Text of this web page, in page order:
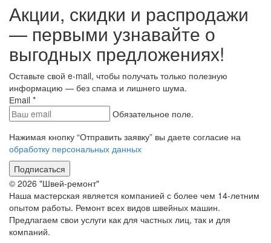
Акции, скидки и распродажи
— первыми узнавайте о
выгодных предложениях!
Оставьте свой e-mail, чтобы получать только полезную
информацию — без спама и лишнего шума.
Еmail *
Обязательное поле.
Нажимая кнопку “Отправить заявку” вы даете согласие на
обработку персональных данных
Подписаться
© 2026 "Швей-ремонт"
Наша мастерская является компанией с более чем 14-летним
опытом работы. Ремонт всех видов швейных машин.
Предлагаем свои услуги как для частных лиц, так и для
компаний.